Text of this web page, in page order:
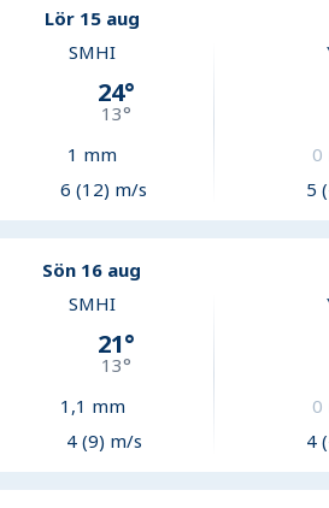
Lör 15 aug
SMHI
24°
13°
1 mm
6 (12) m/s
0
5
Sön 16 aug
SMHI
21°
13°
1,1 mm
4 (9) m/s
0
4